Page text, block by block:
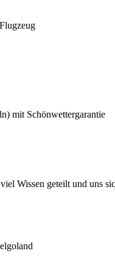
mit Schönwettergarantie
Wissen geteilt und uns